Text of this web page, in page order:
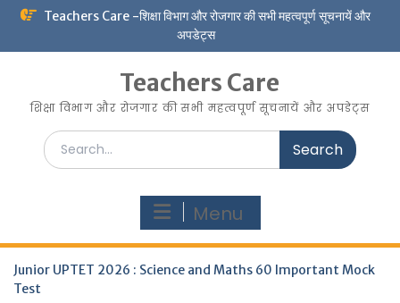
Skip
Teachers Care -शिक्षा विभाग और रोजगार की सभी महत्वपूर्ण सूचनायें और
अपडेट्स
Teachers Care
शिक्षा विभाग और रोजगार की सभी महत्वपूर्ण सूचनायें और अपडेट्स
Search
for:
Menu
Junior UPTET 2026 : Science and Maths 60 Important Mock
Test